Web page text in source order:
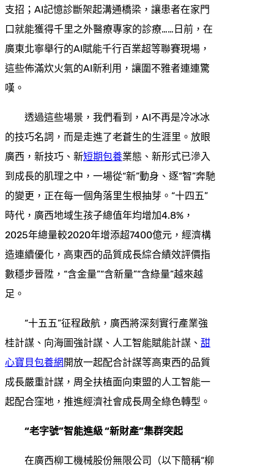
支招；AI記憶診斷架起溝通橋梁，讓患者在家門
口就能獲得千里之外醫療專家的診療……日前，在
廣東北寧舉行的AI賦能千行百業超等聯賽現場，
這些佈滿炊火氣的AI新利用，讓圍不雅者連連驚
嘆。
透過這些場景，我們看到，AI不再是冷冰冰
的技巧名詞，而是走進了老蒼生的生涯里。放眼
廣西，新技巧、新短期包養業態、新形式已滲入
到成長的肌理之中，一場從“新”動身、逐“智”奔馳
的變更，正在每一個角落里生根抽芽。“十四五”
時代，廣西地域生孩子總值年均增加4.8%，
2025年總量較2020年增添超7400億元，經濟構
造連續優化，高東西的品質成長綜合績效評價指
數穩步晉陞，“含金量”“含新量”“含綠量”越來越
足。
“十五五”征程啟航，廣西將深刻實行產業強
桂計謀、向海圖強計謀、人工智能賦能計謀、 甜
心寶貝包養網 開放一起配合計謀等高東西的品質
成長嚴重計謀，周全扶植面向東盟的人工智能一
起配合窪地，推進經濟社會成長周全綠色轉型。
“老字號”智能進級 “新財產”集群突起
在廣西柳工機械股份無限公司（以下簡稱“柳